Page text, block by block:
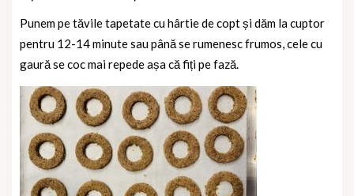
Punem pe tăvile tapetate cu hârtie de copt și dăm la cuptor
pentru 12-14 minute sau până se rumenesc frumos, cele cu
gaură se coc mai repede așa că fiți pe fază.